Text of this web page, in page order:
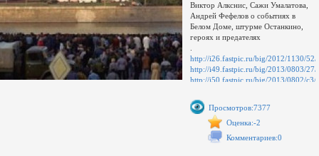
Виктор Алкснис, Сажи Умалатова,
Андрей Фефелов о событиях в
Белом Доме, штурме Останкино,
героях и предателях
http://i26.fastpic.ru/big/2012/1130/
http://i49.fastpic.ru/big/2013/0803/
http://i50.fastpic.ru/big/2013/0802/
Просмотров:7377
Оценка:-2
Комментариев:0